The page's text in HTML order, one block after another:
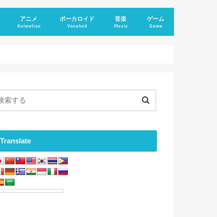
アニメ
Animation
ボーカロイド
Vocaloid
音楽
Music
ゲーム
Game
Translate